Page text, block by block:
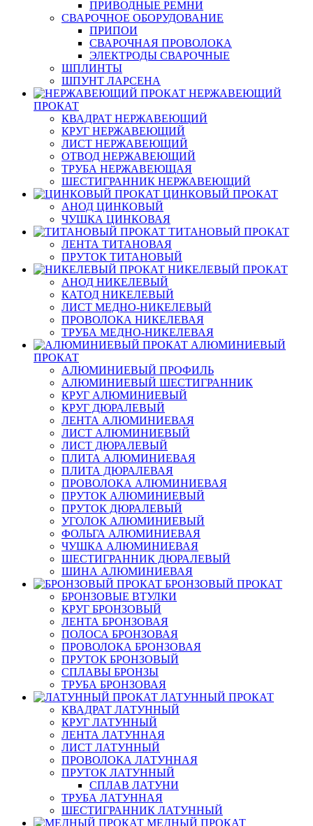
ПРИВОДНЫЕ РЕМНИ
СВАРОЧНОЕ ОБОРУДОВАНИЕ
ПРИПОИ
СВАРОЧНАЯ ПРОВОЛОКА
ЭЛЕКТРОДЫ СВАРОЧНЫЕ
ШПЛИНТЫ
ШПУНТ ЛАРСЕНА
НЕРЖАВЕЮЩИЙ
ПРОКАТ
КВАДРАТ НЕРЖАВЕЮЩИЙ
КРУГ НЕРЖАВЕЮЩИЙ
ЛИСТ НЕРЖАВЕЮЩИЙ
ОТВОД НЕРЖАВЕЮЩИЙ
ТРУБА НЕРЖАВЕЮЩАЯ
ШЕСТИГРАННИК НЕРЖАВЕЮЩИЙ
ЦИНКОВЫЙ ПРОКАТ
АНОД ЦИНКОВЫЙ
ЧУШКА ЦИНКОВАЯ
ТИТАНОВЫЙ ПРОКАТ
ЛЕНТА ТИТАНОВАЯ
ПРУТОК ТИТАНОВЫЙ
НИКЕЛЕВЫЙ ПРОКАТ
АНОД НИКЕЛЕВЫЙ
КАТОД НИКЕЛЕВЫЙ
ЛИСТ МЕДНО-НИКЕЛЕВЫЙ
ПРОВОЛОКА НИКЕЛЕВАЯ
ТРУБА МЕДНО-НИКЕЛЕВАЯ
АЛЮМИНИЕВЫЙ
ПРОКАТ
АЛЮМИНИЕВЫЙ ПРОФИЛЬ
АЛЮМИНИЕВЫЙ ШЕСТИГРАННИК
КРУГ АЛЮМИНИЕВЫЙ
КРУГ ДЮРАЛЕВЫЙ
ЛЕНТА АЛЮМИНИЕВАЯ
ЛИСТ АЛЮМИНИЕВЫЙ
ЛИСТ ДЮРАЛЕВЫЙ
ПЛИТА АЛЮМИНИЕВАЯ
ПЛИТА ДЮРАЛЕВАЯ
ПРОВОЛОКА АЛЮМИНИЕВАЯ
ПРУТОК АЛЮМИНИЕВЫЙ
ПРУТОК ДЮРАЛЕВЫЙ
УГОЛОК АЛЮМИНИЕВЫЙ
ФОЛЬГА АЛЮМИНИЕВАЯ
ЧУШКА АЛЮМИНИЕВАЯ
ШЕСТИГРАННИК ДЮРАЛЕВЫЙ
ШИНА АЛЮМИНИЕВАЯ
БРОНЗОВЫЙ ПРОКАТ
БРОНЗОВЫЕ ВТУЛКИ
КРУГ БРОНЗОВЫЙ
ЛЕНТА БРОНЗОВАЯ
ПОЛОСА БРОНЗОВАЯ
ПРОВОЛОКА БРОНЗОВАЯ
ПРУТОК БРОНЗОВЫЙ
СПЛАВЫ БРОНЗЫ
ТРУБА БРОНЗОВАЯ
ЛАТУННЫЙ ПРОКАТ
КВАДРАТ ЛАТУННЫЙ
КРУГ ЛАТУННЫЙ
ЛЕНТА ЛАТУННАЯ
ЛИСТ ЛАТУННЫЙ
ПРОВОЛОКА ЛАТУННАЯ
ПРУТОК ЛАТУННЫЙ
СПЛАВ ЛАТУНИ
ТРУБА ЛАТУННАЯ
ШЕСТИГРАННИК ЛАТУННЫЙ
МЕДНЫЙ ПРОКАТ